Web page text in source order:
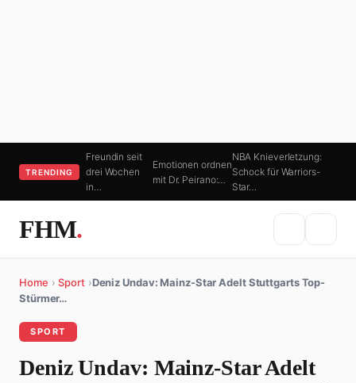
TRENDING
Freundin seit
drei Wochen
in…
Emotionen ordnen
mit Dr. Peirano:…
NBA Knieverletzung:
Schock für Warriors-
Star…
FHM.
Home › Sport ›Deniz Undav: Mainz-Star Adelt Stuttgarts Top-
Stürmer…
SPORT
Deniz Undav: Mainz-Star Adelt